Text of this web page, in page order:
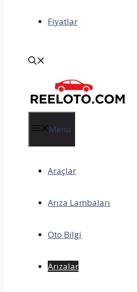
Fiyatlar
Menu
Araçlar
Arıza Lambaları
Oto Bilgi
Arızalar